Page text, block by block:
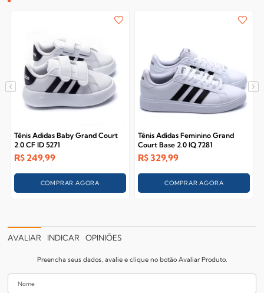
Tênis Adidas Baby Grand Court
2.0 CF ID 5271
R$ 249,99
COMPRAR AGORA
Tênis Adidas Feminino Grand
Court Base 2.0 IQ 7281
R$ 329,99
COMPRAR AGORA
AVALIAR INDICAR OPINIÕES
Preencha seus dados, avalie e clique no botão Avaliar Produto.